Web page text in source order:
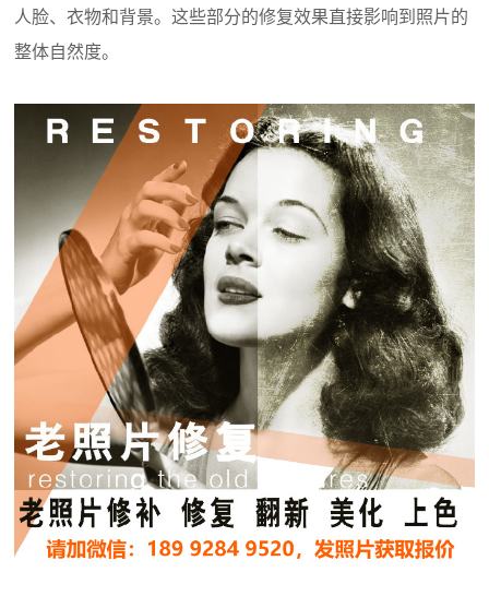
人脸、衣物和背景。这些部分的修复效果直接影响到照片的
整体自然度。